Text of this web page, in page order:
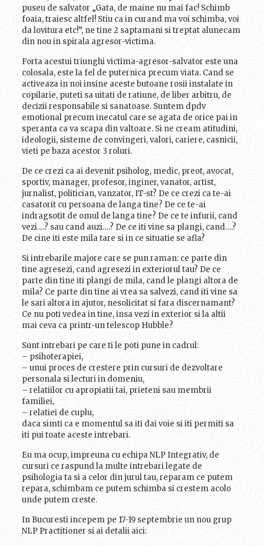
puseu de salvator „Gata, de maine nu mai fac! Schimb
foaia, traiesc altfel! Stiu ca in curand ma voi schimba, voi
da lovitura etc!”, ne tine 2 saptamani si treptat alunecam
din nou in spirala agresor-victima.
Forta acestui triunghi victima-agresor-salvator este una
colosala, este la fel de puternica precum viata. Cand se
activeaza in noi insine aceste butoane rosii instalate in
copilarie, puteti sa uitati de ratiune, de liber arbitru, de
decizii responsabile si sanatoase. Suntem dpdv
emotional precum inecatul care se agata de orice pai in
speranta ca va scapa din valtoare. Si ne cream atitudini,
ideologii, sisteme de convingeri, valori, cariere, casnicii,
vieti pe baza acestor 3 roluri.
De ce crezi ca ai devenit psiholog, medic, preot, avocat,
sportiv, manager, profesor, inginer, vanator, artist,
jurnalist, politician, vanzator, IT-st? De ce crezi ca te-ai
casatorit cu persoana de langa tine? De ce te-ai
indragsotit de omul de langa tine? De ce te infurii, cand
vezi….? sau cand auzi….? De ce iti vine sa plangi, cand….?
De cine iti este mila tare si in ce situatie se afla?
Si intrebarile majore care se pun raman: ce parte din
tine agresezi, cand agresezi in exteriorul tau? De ce
parte din tine iti plangi de mila, cand le plangi altora de
mila? Ce parte din tine ai vrea sa salvezi, cand iti vine sa
le sari altora in ajutor, nesolicitat si fara discernamant?
Ce nu poti vedea in tine, insa vezi in exterior si la altii
mai ceva ca printr-un telescop Hubble?
Sunt intrebari pe care ti le poti pune in cadrul:
– psihoterapiei,
– unui proces de crestere prin cursuri de dezvoltare
personala si lecturi in domeniu,
– relatiilor cu apropiatii tai, prieteni sau membrii
familiei,
– relatiei de cuplu,
daca simti ca e momentul sa iti dai voie si iti permiti sa
iti pui toate aceste intrebari.
Eu ma ocup, impreuna cu echipa NLP Integrativ, de
cursuri ce raspund la multe intrebari legate de
psihologia ta si a celor din jurul tau, reparam ce putem
repara, schimbam ce putem schimba si crestem acolo
unde putem creste.
In Bucuresti incepem pe 17-19 septembrie un nou grup
NLP Practitioner si ai detalii aici: